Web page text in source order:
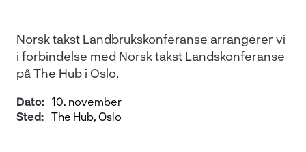
Norsk takst Landbrukskonferanse arrangerer vi
i forbindelse med Norsk takst Landskonferanse
på The Hub i Oslo.
Dato: 10. november
Sted: The Hub, Oslo